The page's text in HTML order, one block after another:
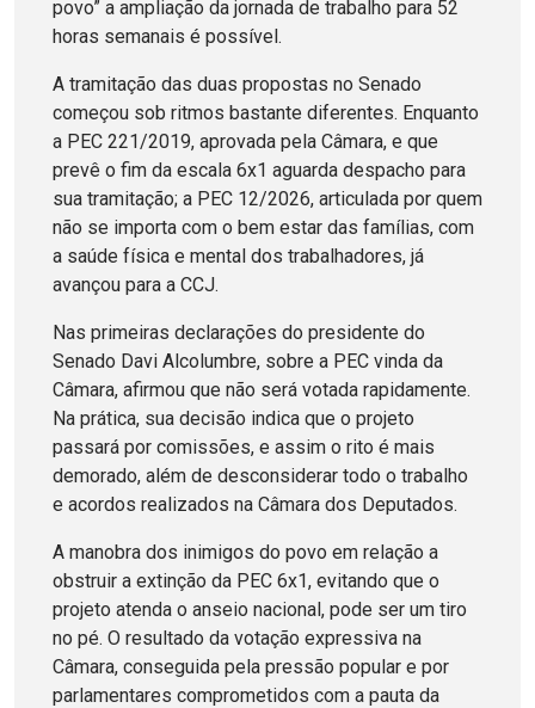
povo” a ampliação da jornada de trabalho para 52
horas semanais é possível.
A tramitação das duas propostas no Senado
começou sob ritmos bastante diferentes. Enquanto
a PEC 221/2019, aprovada pela Câmara, e que
prevê o fim da escala 6x1 aguarda despacho para
sua tramitação; a PEC 12/2026, articulada por quem
não se importa com o bem estar das famílias, com
a saúde física e mental dos trabalhadores, já
avançou para a CCJ.
Nas primeiras declarações do presidente do
Senado Davi Alcolumbre, sobre a PEC vinda da
Câmara, afirmou que não será votada rapidamente.
Na prática, sua decisão indica que o projeto
passará por comissões, e assim o rito é mais
demorado, além de desconsiderar todo o trabalho
e acordos realizados na Câmara dos Deputados.
A manobra dos inimigos do povo em relação a
obstruir a extinção da PEC 6x1, evitando que o
projeto atenda o anseio nacional, pode ser um tiro
no pé. O resultado da votação expressiva na
Câmara, conseguida pela pressão popular e por
parlamentares comprometidos com a pauta da